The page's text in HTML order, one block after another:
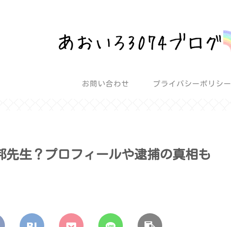
お問い合わせ プライバシーポリシー
先生？プロフィールや逮捕の真相も